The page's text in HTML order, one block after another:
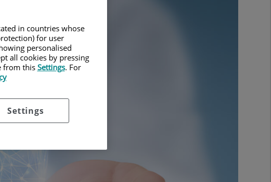
in countries whose
for user
personalised
all cookies by pressing
from this Settings. For
Settings